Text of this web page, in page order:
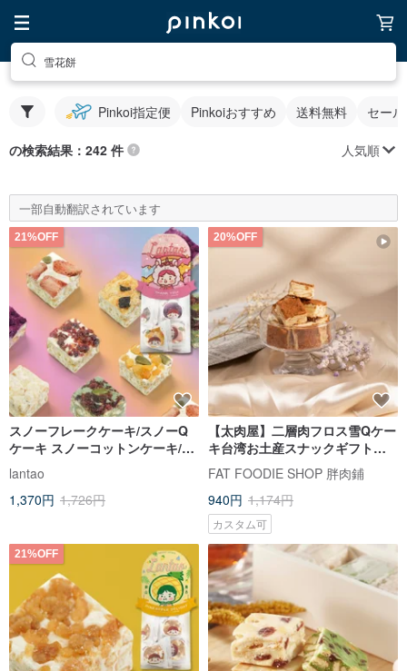
雪花餅
Pinkoi指定便 Pinkoiおすすめ 送料無料 セー
の検索結果：242 件 人気順
一部自動翻訳されています
21%OFF
スノーフレークケーキ/スノーQ
ケーキ スノーコットンケーキ/ギ
フト用ヌガースナックの詰め合
わせ
lantao
1,370円 1,726円
20%OFF
【太肉屋】二層肉フロス雪Qケー
キ台湾お土産スナックギフトス
ノーフレークチップスグループ
購入食品
FAT FOODIE SHOP 胖肉鋪
940円 1,174円
カスタム可
21%OFF